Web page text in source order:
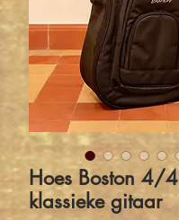
Hoes Boston 4/4
klassieke gitaar